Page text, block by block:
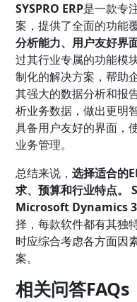
SYSPRO ERP是一款专
案，提供了全面的功能
分析能力、用户友好界
过其行业专属的功能模
制化的解决方案，帮助
其强大的数据分析和报
析业务数据，做出更明
具备用户友好的界面，
业务管理。
总结来说，选择适合的
求、预算和行业特点。
Microsoft Dynamics
择，每款软件都有其独
时应综合考虑各方面因
案。
相关问答FAQs